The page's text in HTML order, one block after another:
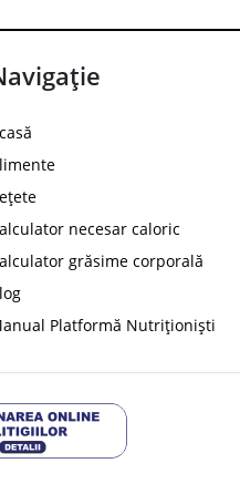
necesar caloric
grăsime corporală
Platformă Nutriționiști